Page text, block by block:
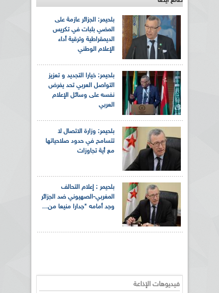
بلحيمر: الجزائر عازمة على
المضي بثبات في تكريس
الديمقراطية وترقية أداء
الإعلام الوطني
بلحيمر: خيارا التجديد و تعزيز
التواصل العربي تحد يفرض
نفسه على وسائل الإعلام
العربي
بلحيمر: وزارة الاتصال لا
تتسامح في حدود صلاحياتها
مع أية تجاوزات
بلحيمر : إعلام التحالف
المغربي-الصهيوني ضد الجزائر
وجد أمامه "جدارا منيعا من...
فيديوهات الإذاعة